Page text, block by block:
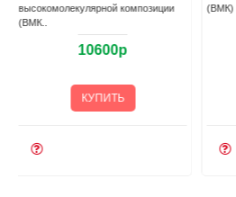
(ВМК) специального моро..
7200р
КУПИТЬ